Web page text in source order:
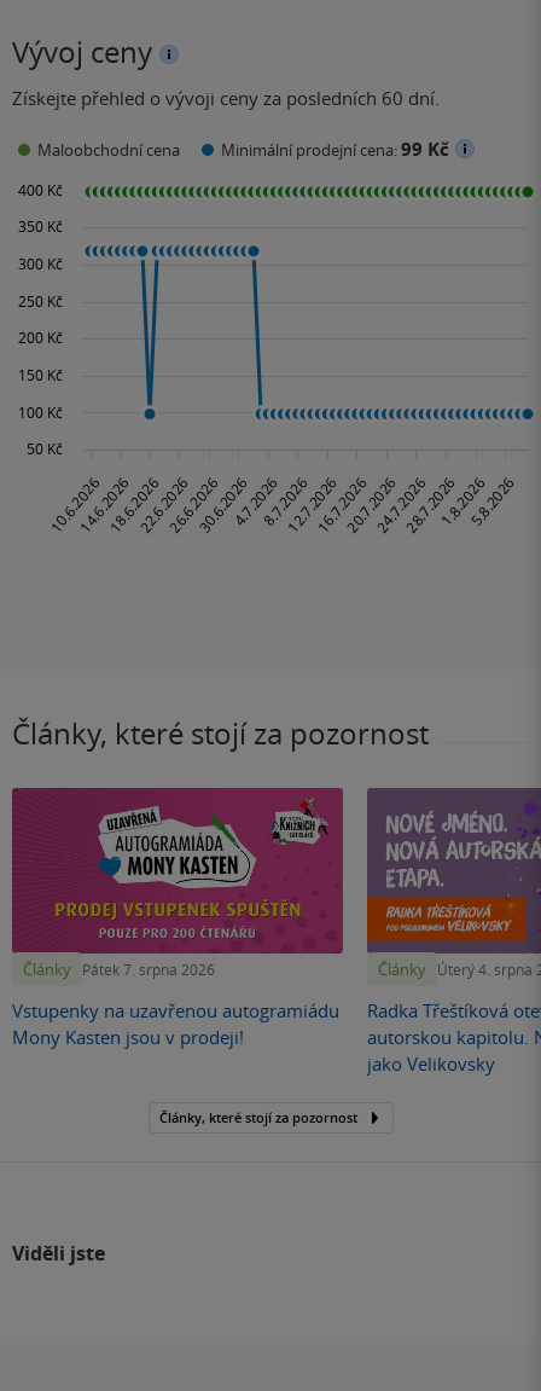
Vývoj ceny
Získejte přehled o vývoji ceny za posledních 60 dní.
Maloobchodní cena Minimální prodejní cena:99 Kč
Články, které stojí za pozornost
Články Pátek 7. srpna 2026
Vstupenky na uzavřenou autogramiádu
Mony Kasten jsou v prodeji!
Články Úterý 4. srpna
Radka Třeštíková
autorskou kapitolu.
jako Velikovsky
Články, které stojí za pozornost
Viděli jste